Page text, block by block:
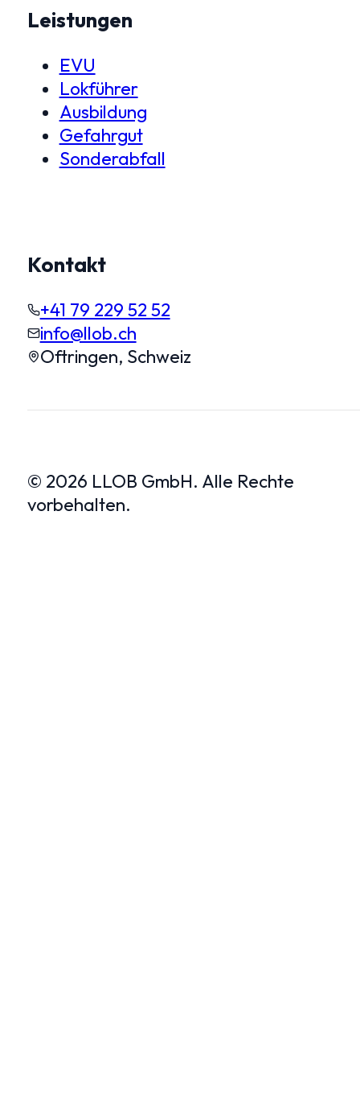
Leistungen
EVU
Lokführer
Ausbildung
Gefahrgut
Sonderabfall
Kontakt
+41 79 229 52 52
info@llob.ch
Oftringen, Schweiz
© 2026 LLOB GmbH. Alle Rechte
vorbehalten.